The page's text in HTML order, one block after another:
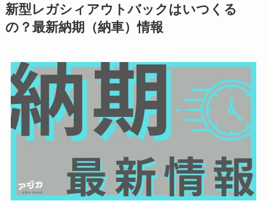
新型レガシィアウトバックはいつくる
の？最新納期（納車）情報